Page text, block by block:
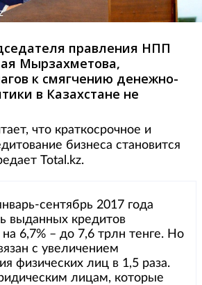
правления НПП
Мырзахметова,
к смягчению денежно-
в Казахстане не
что краткосрочное и
бизнеса становится
Total.kz.
сентябрь 2017 года
выданных кредитов
6,7% – до 7,6 трлн тенге. Но
с увеличением
физических лиц в 1,5 раза.
лицам, которые